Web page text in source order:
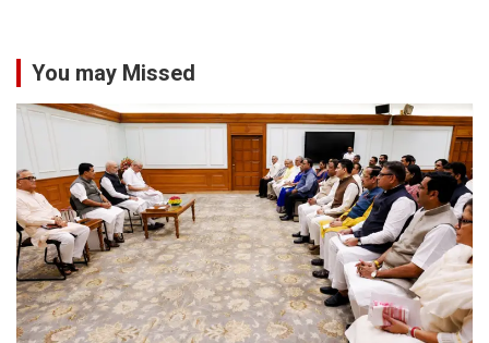
You may Missed